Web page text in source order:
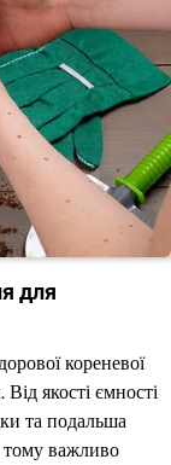
для
кореневої
якості ємності
та подальша
тому важливо